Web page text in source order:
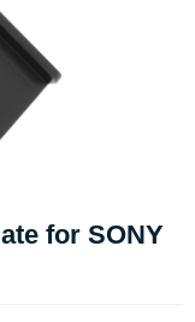
for SONY